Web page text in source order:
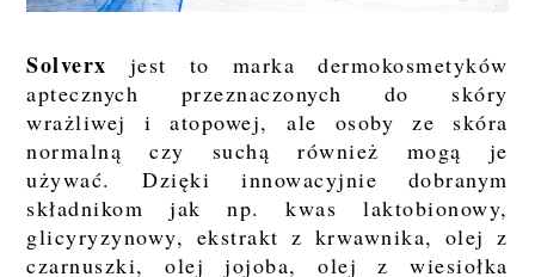
Solverx jest to marka dermokosmetyków
aptecznych przeznaczonych do skóry
wrażliwej i atopowej, ale osoby ze skóra
normalną czy suchą również mogą je
używać. Dzięki innowacyjnie dobranym
składnikom jak np. kwas laktobionowy,
glicyryzynowy, ekstrakt z krwawnika, olej z
czarnuszki, olej jojoba, olej z wiesiołka